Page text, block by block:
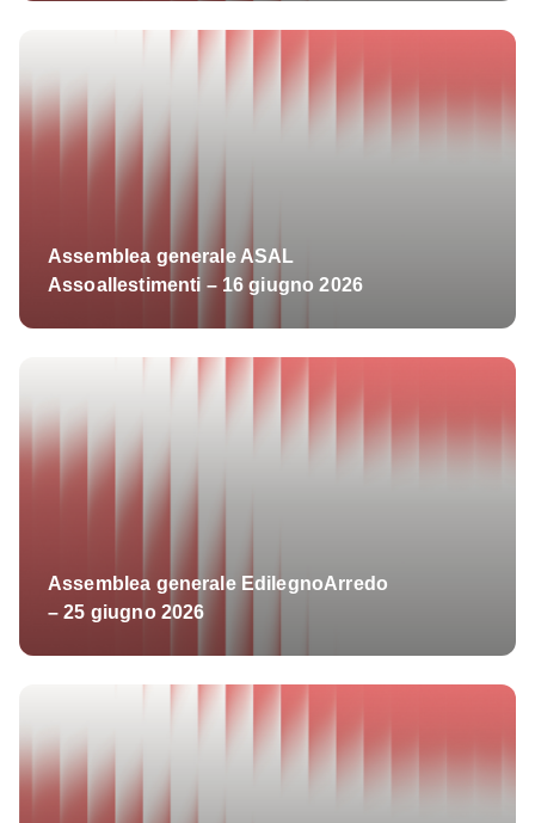
Assemblea generale ASAL
Assoallestimenti – 16 giugno 2026
Assemblea generale EdilegnoArredo
– 25 giugno 2026